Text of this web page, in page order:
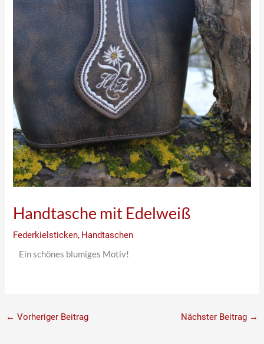
Handtasche mit Edelweiß
Federkielsticken, Handtaschen
Ein schönes blumiges Motiv!
← Vorheriger Beitrag Nächster Beitrag →